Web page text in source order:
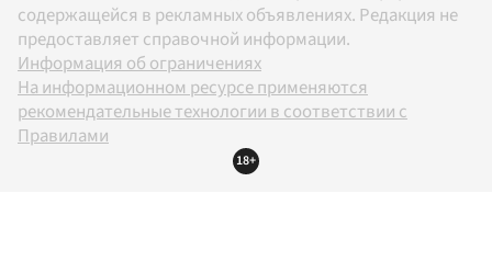
содержащейся в рекламных объявлениях. Редакция не
предоставляет справочной информации.
Информация об ограничениях
На информационном ресурсе применяются
рекомендательные технологии в соответствии с
Правилами
18+